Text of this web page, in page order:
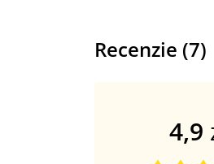
Recenzie (7)
4,9